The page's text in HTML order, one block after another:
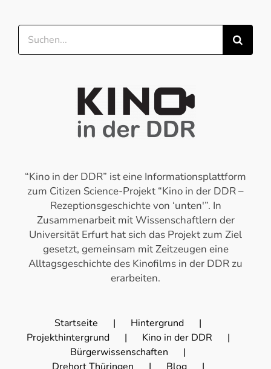
Suchen
nach:
“Kino in der DDR” ist eine Informationsplattform
zum Citizen Science-Projekt “Kino in der DDR –
Rezeptionsgeschichte von ‘unten'”. In
Zusammenarbeit mit Wissenschaftlern der
Universität Erfurt hat sich das Projekt zum Ziel
gesetzt, gemeinsam mit Zeitzeugen eine
Alltagsgeschichte des Kinofilms in der DDR zu
erarbeiten.
Startseite
Hintergrund
Projekthintergrund
Kino in der DDR
Bürgerwissenschaften